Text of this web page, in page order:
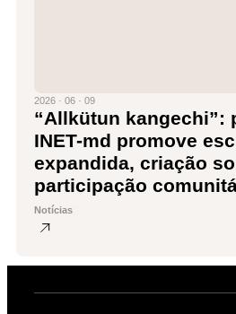
2026 · 06 · 09
“Allkütun kangechi”:
INET-md promove
expandida, criação
participação
Notícias